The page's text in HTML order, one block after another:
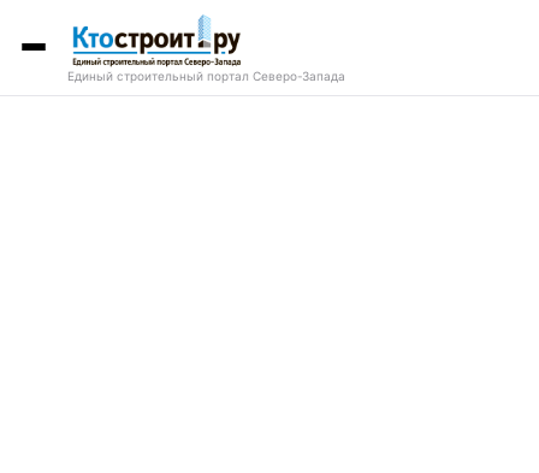
Единый строительный портал Северо-Запада